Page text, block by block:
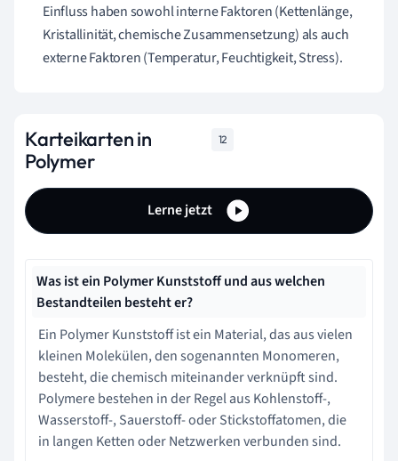
Einfluss haben sowohl interne Faktoren (Kettenlänge,
Kristallinität, chemische Zusammensetzung) als auch
externe Faktoren (Temperatur, Feuchtigkeit, Stress).
Karteikarten in
Polymer
12
Lerne jetzt
Was ist ein Polymer Kunststoff und aus welchen
Bestandteilen besteht er?
Ein Polymer Kunststoff ist ein Material, das aus vielen
kleinen Molekülen, den sogenannten Monomeren,
besteht, die chemisch miteinander verknüpft sind.
Polymere bestehen in der Regel aus Kohlenstoff-,
Wasserstoff-, Sauerstoff- oder Stickstoffatomen, die
in langen Ketten oder Netzwerken verbunden sind.